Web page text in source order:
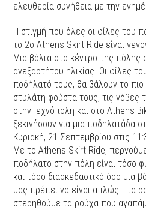
ελευθερία συνήθεια με την
Η στιγμή που όλες οι φίλες του
το 2ο Athens Skirt Ride είναι
Mια βόλτα στο κέντρο της πόλης
ανεξαρτήτου ηλικίας. Οι φίλες
ποδήλατό τους, θα βάλουν το
στυλάτη φούστα τους, τις γόβες
στηνΤεχνόπολη και στο Athens
ξεκινήσουν για μια ποδηλατάδα
Κυριακή, 21 Σεπτεμβρίου στις
Με το Αthens Skirt Ride,
ποδήλατο στην πόλη είναι τόσο
και τόσο διασκεδαστικό όσο μια
μας πρέπει να είναι απλώς… τα
στερηθούμε τα ρούχα που